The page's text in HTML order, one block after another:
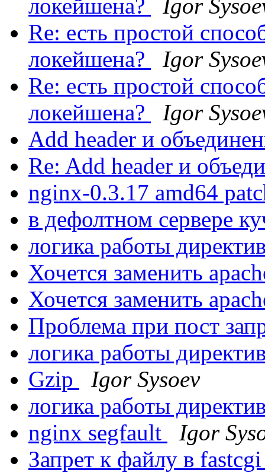
локейшена?
Igor
Re: есть простой
локейшена?
Igor
Re: есть простой
локейшена?
Igor
Add header и
Re: Add header и
nginx-0.3.17 amd64
в дефолтном сервере
логика работы
Хочется заменить
Хочется заменить
Проблема при пост
логика работы
Gzip
Igor Sysoev
логика работы
nginx segfault
Igor
Запрет к файлу в